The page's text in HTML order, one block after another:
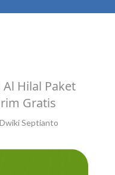
Hilal Paket
Gratis
Septianto